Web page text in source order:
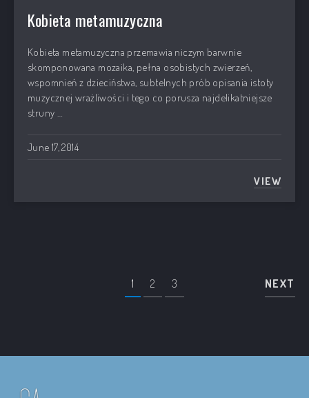
Kobieta metamuzyczna
Kobieta metamuzyczna przemawia niczym barwnie
skomponowana mozaika, pełna osobistych zwierzeń,
wspomnień z dzieciństwa, subtelnych prób opisania istoty
muzycznej wrażliwości i tego co porusza najdelikatniejsze
struny …
June 17, 2014
VIEW
1 2 3 NEXT